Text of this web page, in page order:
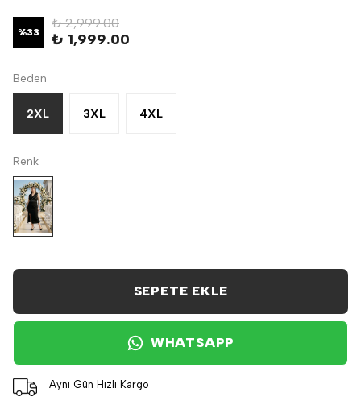
%33
₺ 2,999.00
₺ 1,999.00
Beden
2XL 3XL 4XL
Renk
SEPETE EKLE
WHATSAPP
Aynı Gün Hızlı Kargo